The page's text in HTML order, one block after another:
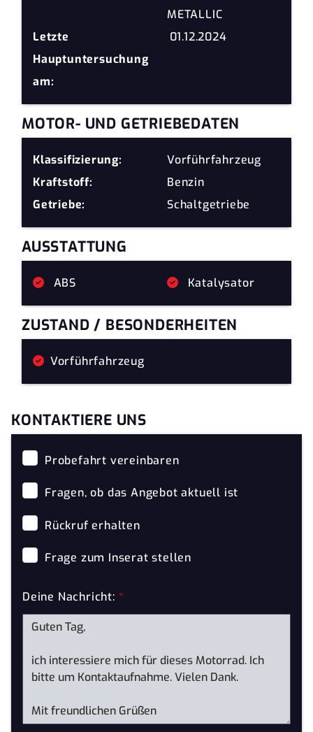
METALLIC
Letzte
Hauptuntersuchung
am:
01.12.2024
MOTOR- UND GETRIEBEDATEN
Klassifizierung:
Vorführfahrzeug
Kraftstoff:
Benzin
Getriebe:
Schaltgetriebe
AUSSTATTUNG
ABS Katalysator
ZUSTAND / BESONDERHEITEN
Vorführfahrzeug
KONTAKTIERE UNS
Probefahrt vereinbaren
Fragen, ob das Angebot aktuell ist
Rückruf erhalten
Frage zum Inserat stellen
Deine Nachricht: *